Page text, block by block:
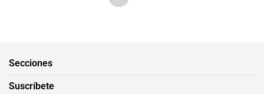
Secciones
Suscríbete